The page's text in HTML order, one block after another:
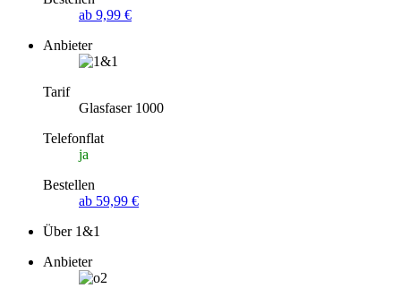
ab 9,99 €
Anbieter
Tarif
Glasfaser 1000
Telefonflat
ja
Bestellen
ab 59,99 €
Über 1&1
Anbieter